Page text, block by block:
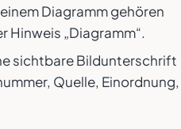
Diagramm gehören
Hinweis „Diagramm“.
sichtbare Bildunterschrift
Quelle, Einordnung,